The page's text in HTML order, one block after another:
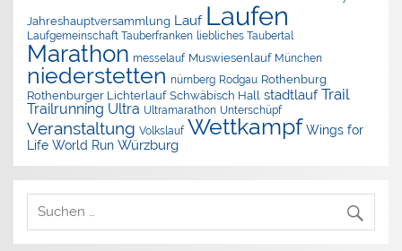
Jahreshauptversammlung Lauf Laufen
Laufgemeinschaft Tauberfranken liebliches Taubertal
Marathon messelauf Muswiesenlauf München
niederstetten nürnberg Rodgau Rothenburg
Rothenburger Lichterlauf Schwäbisch Hall stadtlauf Trail
Trailrunning Ultra Ultramarathon Unterschüpf
Veranstaltung Volkslauf Wettkampf Wings for
Life World Run Würzburg